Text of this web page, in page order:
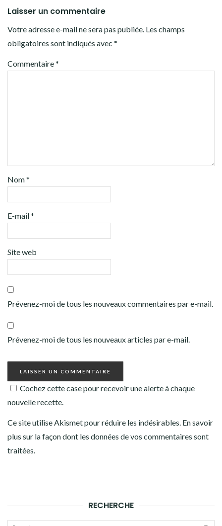
Laisser un commentaire
Votre adresse e-mail ne sera pas publiée. Les champs
obligatoires sont indiqués avec *
Commentaire*
Nom*
E-mail*
Site web
Prévenez-moi de tous les nouveaux commentaires par e-mail.
Prévenez-moi de tous les nouveaux articles par e-mail.
Cochez cette case pour recevoir une alerte à chaque
nouvelle recette.
Ce site utilise Akismet pour réduire les indésirables. En savoir
plus sur la façon dont les données de vos commentaires sont
traitées.
RECHERCHE